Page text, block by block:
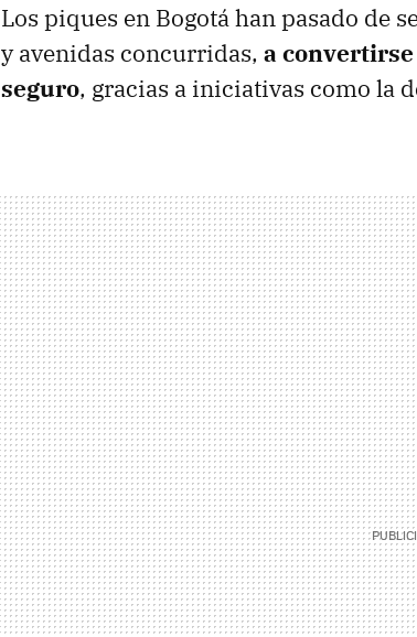
Los piques en Bogotá han pasado de
y avenidas concurridas, a
seguro, gracias a iniciativas como la